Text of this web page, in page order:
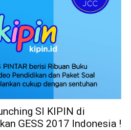
SI KIPIN di
GESS 2017 Indonesia !